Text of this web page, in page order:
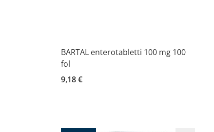
BARTAL enterotabletti 100 mg 100
fol
9,18 €